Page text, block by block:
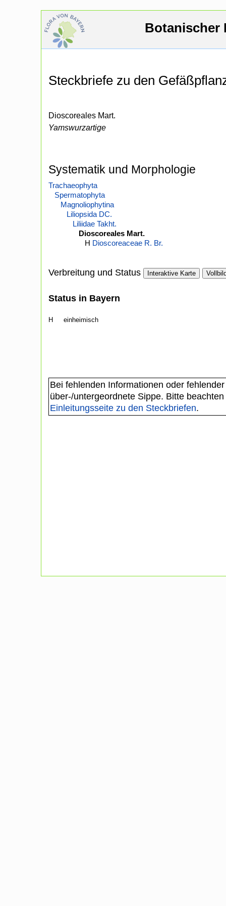
Botanischer
Steckbriefe zu den
Dioscoreales Mart.
Yamswurzartige
Systematik und Morphologie
Trachaeophyta
Spermatophyta
Magnoliophytina
Liliopsida DC.
Liliidae Takht.
Dioscoreales Mart.
H Dioscoreaceae R. Br.
Verbreitung und Status Interaktive Karte
Status in Bayern
H einheimisch
Bei fehlenden Informationen oder
über-/untergeordnete Sippe. Bitte
Einleitungsseite zu den Steckbriefen.